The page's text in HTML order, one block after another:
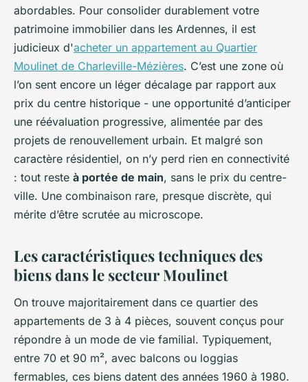
abordables. Pour consolider durablement votre
patrimoine immobilier dans les Ardennes, il est
judicieux d'acheter un appartement au Quartier
Moulinet de Charleville-Mézières. C’est une zone où
l’on sent encore un léger décalage par rapport aux
prix du centre historique - une opportunité d’anticiper
une réévaluation progressive, alimentée par des
projets de renouvellement urbain. Et malgré son
caractère résidentiel, on n’y perd rien en connectivité
: tout reste à portée de main, sans le prix du centre-
ville. Une combinaison rare, presque discrète, qui
mérite d’être scrutée au microscope.
Les caractéristiques techniques des
biens dans le secteur Moulinet
On trouve majoritairement dans ce quartier des
appartements de 3 à 4 pièces, souvent conçus pour
répondre à un mode de vie familial. Typiquement,
entre 70 et 90 m², avec balcons ou loggias
fermables, ces biens datent des années 1960 à 1980.